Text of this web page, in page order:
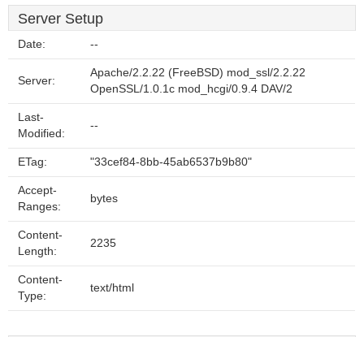
Server Setup
Date: --
Server:
Apache/2.2.22 (FreeBSD) mod_ssl/2.2.22
OpenSSL/1.0.1c mod_hcgi/0.9.4 DAV/2
Last-
Modified:
--
ETag: "33cef84-8bb-45ab6537b9b80"
Accept-
Ranges:
bytes
Content-
Length:
2235
Content-
Type:
text/html